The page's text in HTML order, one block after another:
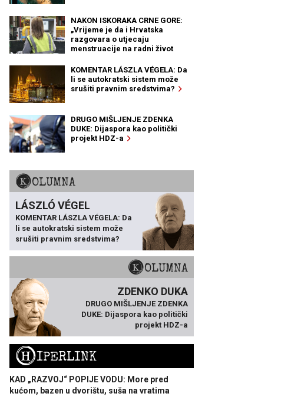
NAKON ISKORAKA CRNE GORE:
„Vrijeme je da i Hrvatska
razgovara o utjecaju
menstruacije na radni život
KOMENTAR LÁSZLA VÉGELA: Da
li se autokratski sistem može
srušiti pravnim sredstvima?
DRUGO MIŠLJENJE ZDENKA
DUKE: Dijaspora kao politički
projekt HDZ-a
KOLUMNA
LÁSZLÓ VÉGEL
KOMENTAR LÁSZLA VÉGELA: Da
li se autokratski sistem može
srušiti pravnim sredstvima?
KOLUMNA
ZDENKO DUKA
DRUGO MIŠLJENJE ZDENKA
DUKE: Dijaspora kao politički
projekt HDZ-a
HIPERLINK
KAD „RAZVOJ“ POPIJE VODU: More pred
kućom, bazen u dvorištu, suša na vratima